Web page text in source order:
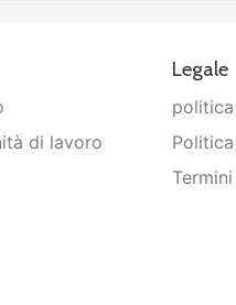
di lavoro
Legale